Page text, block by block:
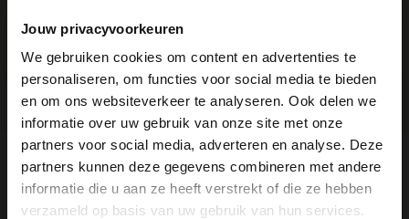
Jouw privacyvoorkeuren
We gebruiken cookies om content en advertenties te
personaliseren, om functies voor social media te bieden
en om ons websiteverkeer te analyseren. Ook delen we
informatie over uw gebruik van onze site met onze
partners voor social media, adverteren en analyse. Deze
partners kunnen deze gegevens combineren met andere
informatie die u aan ze heeft verstrekt of die ze hebben
verzameld op basis van uw gebruik van hun services.
Omschrijving
×
View this website in English?
It looks like your language isn't Dutch. Would
you like to switch to English?